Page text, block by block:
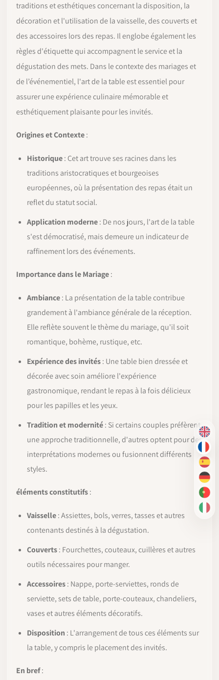
EN
FR
ES
DE
PT-
IT
traditions et esthétiques concernant la disposition, la
décoration et l'utilisation de la vaisselle, des couverts et
des accessoires lors des repas. Il englobe également les
règles d'étiquette qui accompagnent le service et la
dégustation des mets. Dans le contexte des mariages et
de l’événementiel, l'art de la table est essentiel pour
assurer une expérience culinaire mémorable et
esthétiquement plaisante pour les invités.
Origines et Contexte:
Historique: Cet art trouve ses racines dans les
traditions aristocratiques et bourgeoises
européennes, où la présentation des repas était un
reflet du statut social.
Application moderne: De nos jours, l'art de la table
s'est démocratisé, mais demeure un indicateur de
raffinement lors des événements.
Importance dans le Mariage:
Ambiance: La présentation de la table contribue
grandement à l'ambiance générale de la réception.
Elle reflète souvent le thème du mariage, qu'il soit
romantique, bohème, rustique, etc.
Expérience des invités: Une table bien dressée et
décorée avec soin améliore l'expérience
gastronomique, rendant le repas à la fois délicieux
pour les papilles et les yeux.
Tradition et modernité: Si certains couples préfèrent
une approche traditionnelle, d'autres optent pour des
interprétations modernes ou fusionnent différents
styles.
éléments constitutifs:
Vaisselle: Assiettes, bols, verres, tasses et autres
contenants destinés à la dégustation.
Couverts: Fourchettes, couteaux, cuillères et autres
outils nécessaires pour manger.
Accessoires: Nappe, porte-serviettes, ronds de
serviette, sets de table, porte-couteaux, chandeliers,
vases et autres éléments décoratifs.
Disposition : L'arrangement de tous ces éléments sur
la table, y compris le placement des invités.
En bref: